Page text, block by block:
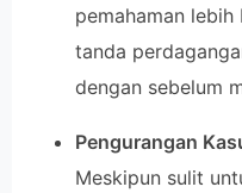
pemahaman
tanda
dengan sebelum
Pengurangan
Meskipun sulit